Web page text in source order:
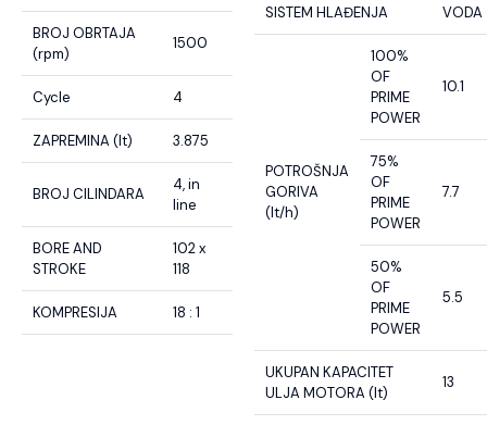
BROJ OBRTAJA
(rpm)
1500
Cycle 4
ZAPREMINA (lt) 3.875
BROJ CILINDARA
4, in
line
BORE AND
STROKE
102 x
118
KOMPRESIJA 18 : 1
SISTEM HLAĐENJA VODA
POTROŠNJA
GORIVA
(lt/h)
100%
OF
PRIME
POWER
10.1
75%
OF
PRIME
POWER
7.7
50%
OF
PRIME
POWER
5.5
UKUPAN KAPACITET
ULJA MOTORA (lt)
13